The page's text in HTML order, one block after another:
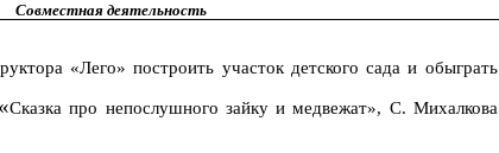
Совместная деятельность
«Лего» построить участок детского сада и обыграть
«Сказка про непослушного зайку и медвежат», С. Михалкова